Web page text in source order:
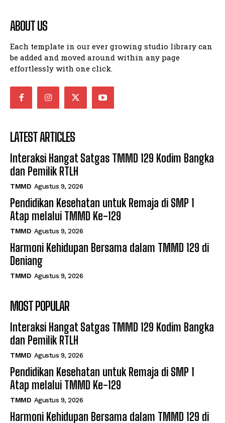
ABOUT US
Each template in our ever growing studio library can
be added and moved around within any page
effortlessly with one click.
LATEST ARTICLES
Interaksi Hangat Satgas TMMD 129 Kodim Bangka
dan Pemilik RTLH
TMMD Agustus 9, 2026
Pendidikan Kesehatan untuk Remaja di SMP 1
Atap melalui TMMD Ke-129
TMMD Agustus 9, 2026
Harmoni Kehidupan Bersama dalam TMMD 129 di
Deniang
TMMD Agustus 9, 2026
MOST POPULAR
Interaksi Hangat Satgas TMMD 129 Kodim Bangka
dan Pemilik RTLH
TMMD Agustus 9, 2026
Pendidikan Kesehatan untuk Remaja di SMP 1
Atap melalui TMMD Ke-129
TMMD Agustus 9, 2026
Harmoni Kehidupan Bersama dalam TMMD 129 di